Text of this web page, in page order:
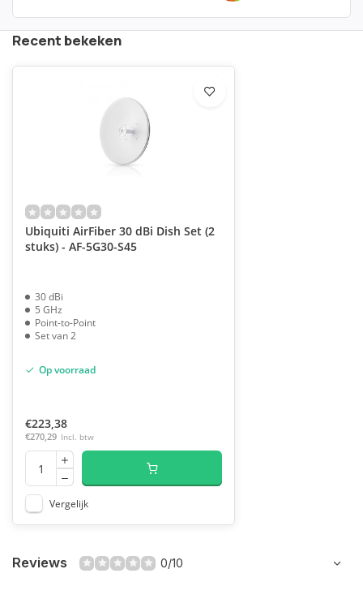
Recent bekeken
Ubiquiti AirFiber 30 dBi Dish Set (2
stuks) - AF-5G30-S45
30 dBi
5 GHz
Point-to-Point
Set van 2
Op voorraad
€223,38
€270,29 Incl. btw
Vergelijk
Reviews 0/10